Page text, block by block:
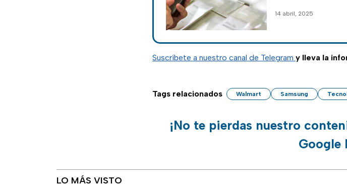
14 abril, 2025
Suscríbete a nuestro canal de Telegram y lleva la
Tags relacionados Walmart Samsung
¡No te pierdas nuestro
Google
LO MÁS VISTO